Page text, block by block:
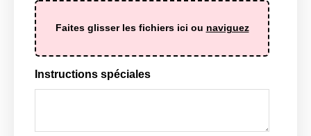
Faites glisser les fichiers ici ou naviguez
Instructions spéciales